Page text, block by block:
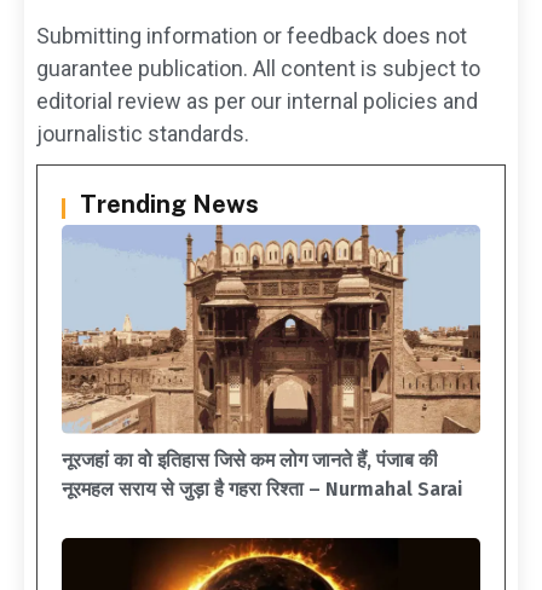
Submitting information or feedback does not
guarantee publication. All content is subject to
editorial review as per our internal policies and
journalistic standards.
Trending News
नूरजहां का वो इतिहास जिसे कम लोग जानते हैं, पंजाब की
नूरमहल सराय से जुड़ा है गहरा रिश्ता – Nurmahal Sarai